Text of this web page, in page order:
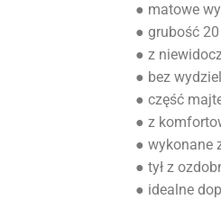
● matowe
● grubość 20
● z
● bez
● część
● z
● wykonane
● tył z
● idealne